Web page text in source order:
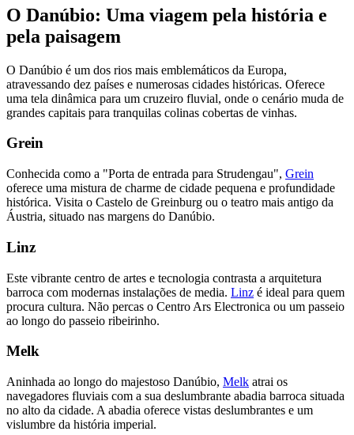
O Danúbio: Uma viagem pela história e
pela paisagem
O Danúbio é um dos rios mais emblemáticos da Europa,
atravessando dez países e numerosas cidades históricas. Oferece
uma tela dinâmica para um cruzeiro fluvial, onde o cenário muda de
grandes capitais para tranquilas colinas cobertas de vinhas.
Grein
Conhecida como a "Porta de entrada para Strudengau", Grein
oferece uma mistura de charme de cidade pequena e profundidade
histórica. Visita o Castelo de Greinburg ou o teatro mais antigo da
Áustria, situado nas margens do Danúbio.
Linz
Este vibrante centro de artes e tecnologia contrasta a arquitetura
barroca com modernas instalações de media. Linz é ideal para quem
procura cultura. Não percas o Centro Ars Electronica ou um passeio
ao longo do passeio ribeirinho.
Melk
Aninhada ao longo do majestoso Danúbio, Melk atrai os
navegadores fluviais com a sua deslumbrante abadia barroca situada
no alto da cidade. A abadia oferece vistas deslumbrantes e um
vislumbre da história imperial.